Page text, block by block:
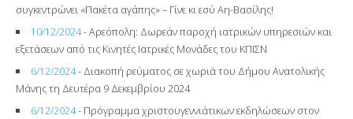
συγκεντρώνει «Πακέτα αγάπης» – Γίνε κι εσύ Αη-Βασίλης!
10/12/2024- Αρεόπολη: Δωρεάν παροχή ιατρικών υπηρεσιών και
εξετάσεων από τις Κινητές Ιατρικές Μονάδες του ΚΠΙΣΝ
6/12/2024- Διακοπή ρεύματος σε χωριά του Δήμου Ανατολικής
Μάνης τη Δευτέρα 9 Δεκεμβρίου 2024
6/12/2024- Πρόγραμμα χριστουγεννιάτικων εκδηλώσεων στον